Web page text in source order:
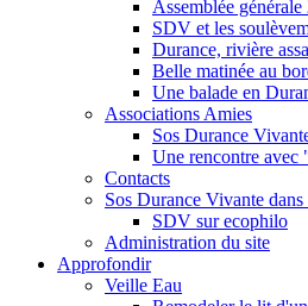
Assemblée générale
SDV et les
Durance, rivière
Belle matinée au
Une balade en
Associations Amies
Sos Durance
Une rencontre avec
Contacts
Sos Durance Vivante dans
SDV sur ecophilo
Administration du site
Approfondir
Veille Eau